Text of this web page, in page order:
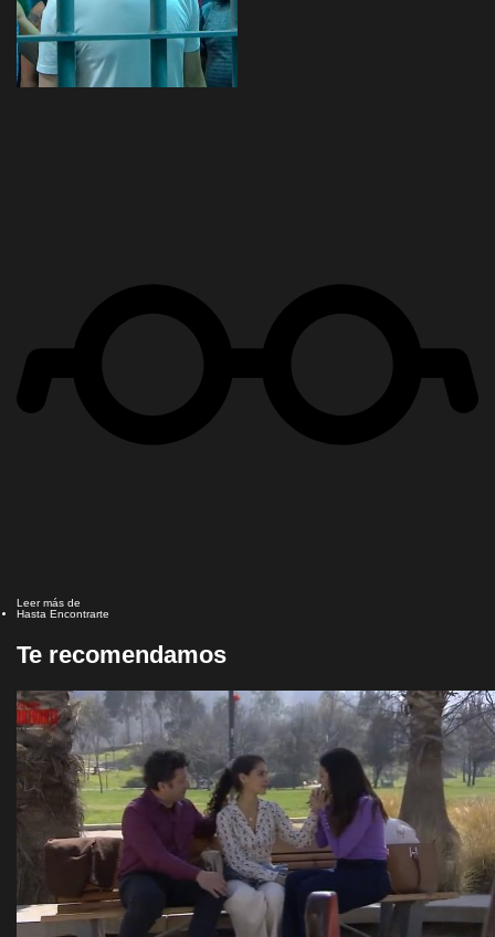
Leer más de
Hasta Encontrarte
Te recomendamos